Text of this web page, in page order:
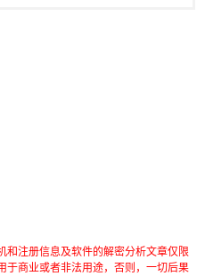
和注册信息及软件的解密分析文章仅限
于商业或者非法用途，否则，一切后果